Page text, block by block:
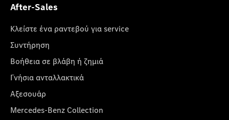
After-Sales
Κλείστε ένα ραντεβού για service
Συντήρηση
Βοήθεια σε βλάβη ή ζημιά
Γνήσια ανταλλακτικά
Αξεσουάρ
Mercedes-Benz Collection